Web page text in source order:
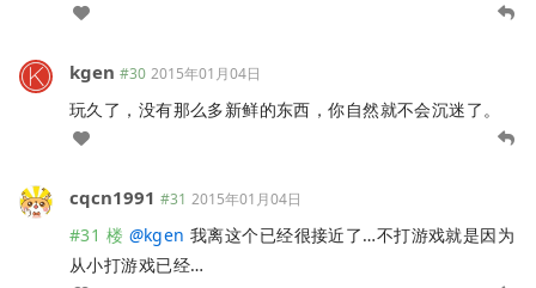
kgen #30 2015年01月04日
玩久了，没有那么多新鲜的东西，你自然就不会沉迷了。
cqcn1991 #31 2015年01月04日
#31 楼 @kgen 我离这个已经很接近了…不打游戏就是因为
从小打游戏已经…